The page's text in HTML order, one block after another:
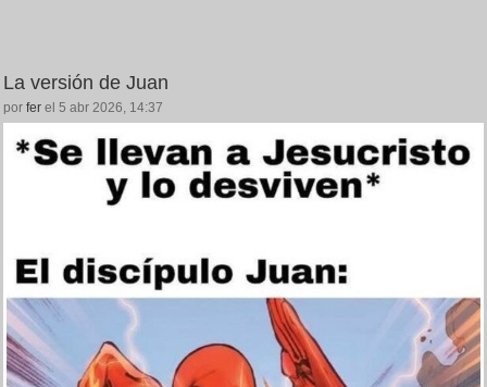
La versión de Juan
por fer el 5 abr 2026, 14:37